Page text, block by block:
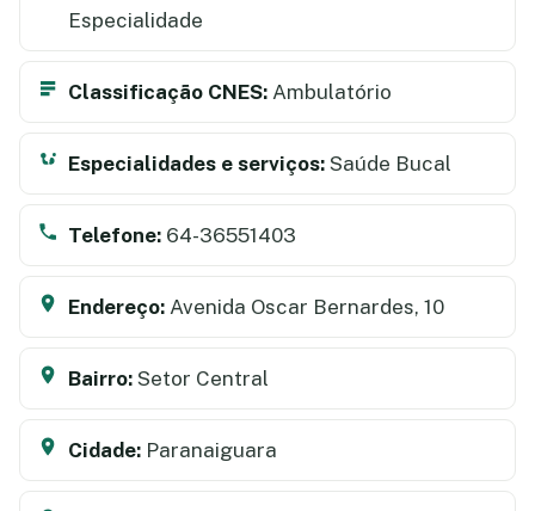
Especialidade
Classificação CNES: Ambulatório
Especialidades e serviços: Saúde Bucal
Telefone: 64-36551403
Endereço: Avenida Oscar Bernardes, 10
Bairro: Setor Central
Cidade: Paranaiguara